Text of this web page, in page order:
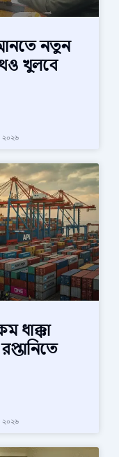
আনতে নতুন
খুলবে
২০২৬
ধাক্কা
২০২৬